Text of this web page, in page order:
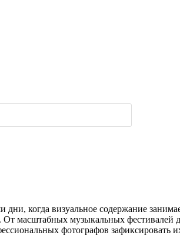
когда визуальное содержание
От масштабных музыкальных
фотографов зафиксировать